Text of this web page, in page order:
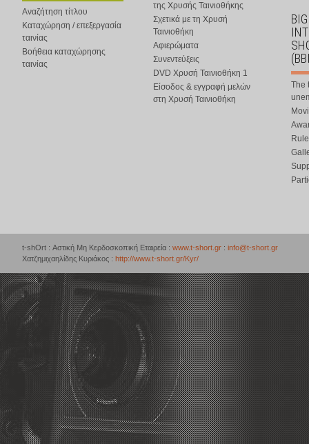
Αναζήτηση τίτλου
Καταχώρηση / επεξεργασία
ταινίας
Βοήθεια καταχώρησης
ταινίας
της Χρυσής Ταινιοθήκης
Σχετικά με τη Χρυσή
Ταινιοθήκη
Αφιερώματα
Συνεντεύξεις
DVD Χρυσή Ταινιοθήκη 1
Είσοδος & εγγραφή μελών
στη Χρυσή Ταινιοθήκη
The
t-shOrt : Αστική Μη Κερδοσκοπική Εταιρεία : www.t-short.gr : info@t-short.gr
Χατζημιχαηλίδης Κυριάκος : http://www.t-short.gr/Kyr/